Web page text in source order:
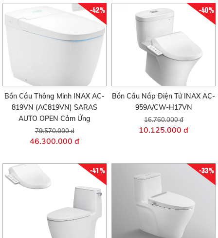
-42%
Bồn Cầu Thông Minh INAX AC-
819VN (AC819VN) SARAS
AUTO OPEN Cảm Ứng
79.570.000 đ
46.300.000 đ
-40%
Bồn Cầu Nắp Điện Tử INAX AC-
959A/CW-H17VN
16.760.000 đ
10.125.000 đ
-41% -33%